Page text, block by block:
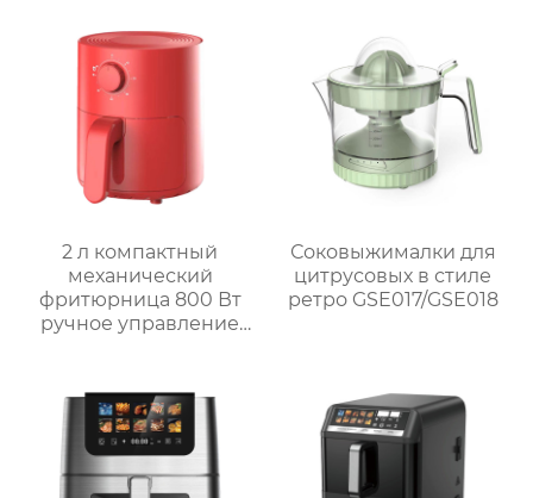
использования
2 л компактный
механический
фритюрница 800 Вт
ручное управление
Соковыжималки для
цитрусовых в стиле
ретро GSE017/GSE018